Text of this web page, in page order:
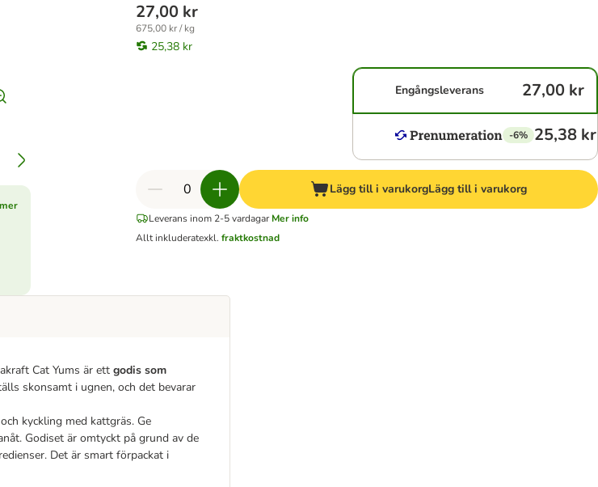
27,00 kr
675,00 kr / kg
25,38 kr
Engångsleverans 27,00 kr
-6% 25,38 kr
Lägg till i varukorgLägg till i varukorg
Leverans inom 2-5 vardagar Mer info
Allt inkluderatexkl.fraktkostnad
Cat Yums är ett godis som
skonsamt i ugnen, och det bevarar
kyckling med kattgräs. Ge
Godiset är omtyckt på grund av de
Det är smart förpackat i